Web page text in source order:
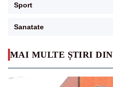
MAI MULTE ȘTIRI DIN
Sport
Sanatate